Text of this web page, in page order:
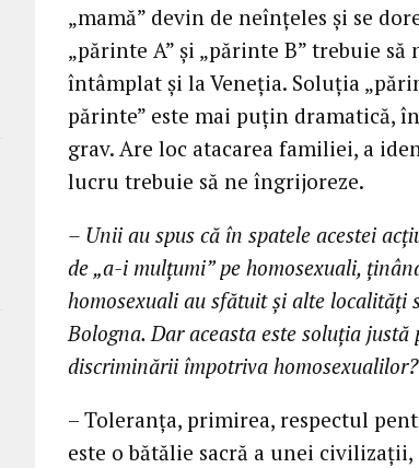
„mamă” devin de neînţeles şi se
„părinte A” şi „părinte B” trebuie
întâmplat şi la Veneţia. Soluţia
părinte” este mai puţin dramatică,
grav. Are loc atacarea familiei, a
lucru trebuie să ne îngrijoreze.
– Unii au spus că în spatele acestei
de „a-i mulţumi” pe homosexuali,
homosexuali au sfătuit şi alte localităţi
Bologna. Dar aceasta este soluţia
discriminării împotriva homosexualilor?
– Toleranţa, primirea, respectul
este o bătălie sacră a unei